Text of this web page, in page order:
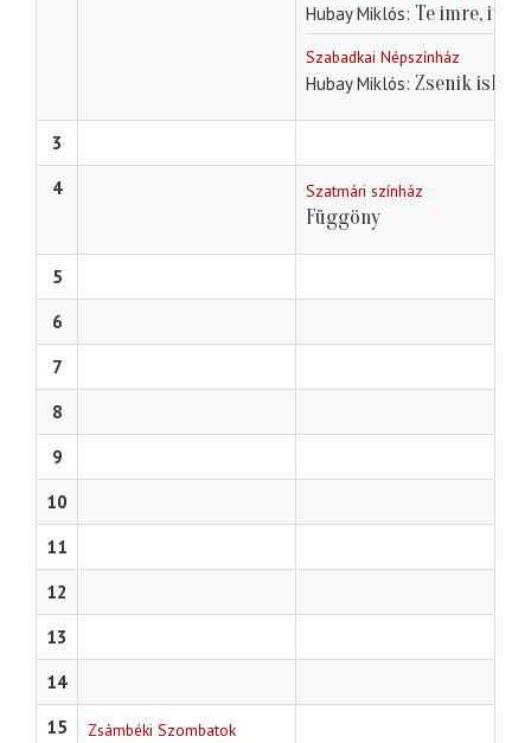
Hubay Miklós Te imre, itt
Szabadkai Népszínház
Hubay Miklós Zsenik
3
4
Szatmári színház
Függöny
5
6
7
8
9
10
11
12
13
14
15
Zsámbéki Szombatok